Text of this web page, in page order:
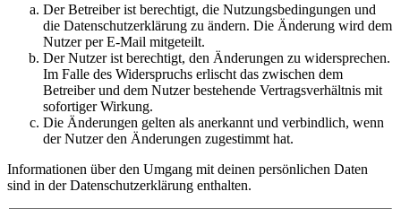
Der Betreiber ist berechtigt, die Nutzungsbedingungen und
die Datenschutzerklärung zu ändern. Die Änderung wird dem
Nutzer per E-Mail mitgeteilt.
Der Nutzer ist berechtigt, den Änderungen zu widersprechen.
Im Falle des Widerspruchs erlischt das zwischen dem
Betreiber und dem Nutzer bestehende Vertragsverhältnis mit
sofortiger Wirkung.
Die Änderungen gelten als anerkannt und verbindlich, wenn
der Nutzer den Änderungen zugestimmt hat.
Informationen über den Umgang mit deinen persönlichen Daten
sind in der Datenschutzerklärung enthalten.